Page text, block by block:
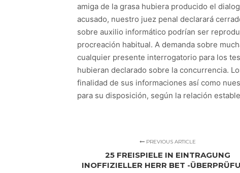
amiga de la grasa hubiera producido el
acusado, nuestro juez penal declarará
sobre auxilio informático podrían ser
procreación habitual. A demanda sobre
cualquier presente interrogatorio para los
hubieran declarado sobre la concurrencia.
finalidad de sus informaciones así­ como
para su disposición, según la relación
PREVIOUS ARTICLE
25 FREISPIELE IN EINTRAGUNG
INOFFIZIELLER HERR BET -